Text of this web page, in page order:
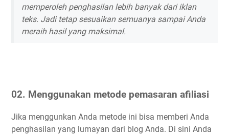
memperoleh penghasilan lebih banyak dari iklan
teks. Jadi tetap sesuaikan semuanya sampai Anda
meraih hasil yang maksimal.
02. Menggunakan metode pemasaran afiliasi
Jika menggunkan Anda metode ini bisa memberi Anda
penghasilan yang lumayan dari blog Anda. Di sini Anda